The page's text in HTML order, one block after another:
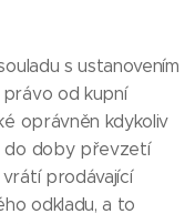
s ustanovením
právo od kupní
oprávněn kdykoliv
do doby převzetí
prodávající
odkladu, a to